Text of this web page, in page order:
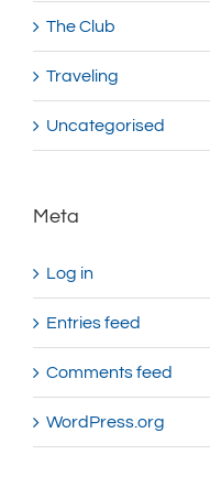
The Club
Traveling
Uncategorised
Meta
Log in
Entries feed
Comments feed
WordPress.org